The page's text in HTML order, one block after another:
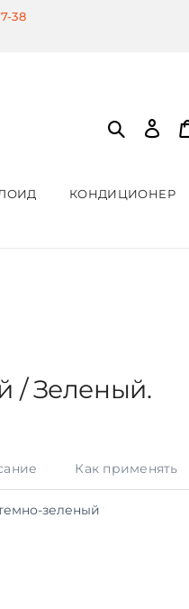
38
КОНДИЦИОНЕР
/ Зеленый.
Как применять
зеленый